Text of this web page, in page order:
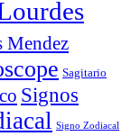
Mendez
Sagitario
Signos
Signo Zodiacal